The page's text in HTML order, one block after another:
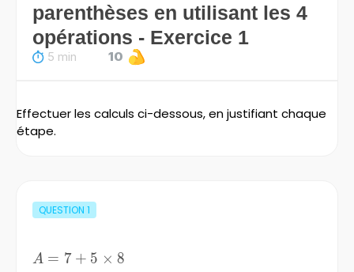
parenthèses en utilisant les 4
opérations - Exercice 1
5 min 10
Effectuer les calculs ci-dessous, en justifiant chaque
étape.
QUESTION 1
A=7+5\times8
A = 7 + 5 × 8